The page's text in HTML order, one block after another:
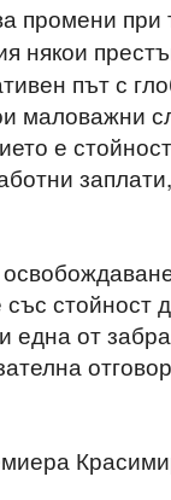
промени при
някои
път с
маловажни
е
със
една от